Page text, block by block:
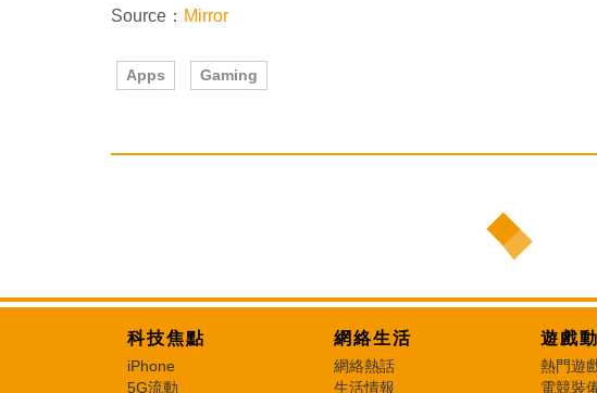
Source： Mirror
Apps Gaming
科技焦點
iPhone
5G流動
網絡生活
網絡熱話
生活情報
遊戲
熱門遊
電競裝